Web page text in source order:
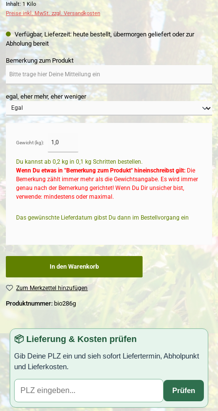
Inhalt: 1 Kilo
Preise inkl. MwSt. zzgl. Versandkosten
Verfügbar, Lieferzeit: heute bestellt, übermorgen geliefert oder zur
Abholung bereit
Bemerkung zum Produkt
egal, eher mehr, eher weniger
Gewicht (kg):
Du kannst ab 0,2 kg in 0,1 kg Schritten bestellen.
Wenn Du etwas in "Bemerkung zum Produkt" hineinschreibst gilt: Die
Bemerkung zählt immer mehr als die Gewichtsangabe. Es wird immer
genau nach der Bemerkung gerichtet! Wenn Du Dir unsicher bist,
verwende: mindestens oder maximal.
Das gewünschte Lieferdatum gibst Du dann im Bestellvorgang ein
In den Warenkorb
Zum Merkzettel hinzufügen
Produktnummer: bio286g
📦 Lieferung & Kosten prüfen
Gib Deine PLZ ein und sieh sofort Liefertermin, Abholpunkt
und Lieferkosten.
Prüfen